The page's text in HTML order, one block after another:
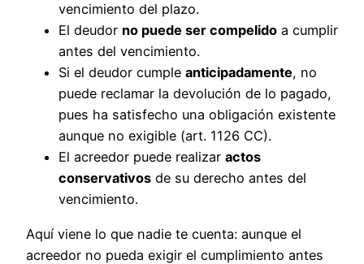
vencimiento del plazo.
El deudor no puede ser compelido a cumplir
antes del vencimiento.
Si el deudor cumple anticipadamente, no
puede reclamar la devolución de lo pagado,
pues ha satisfecho una obligación existente
aunque no exigible (art. 1126 CC).
El acreedor puede realizar actos
conservativos de su derecho antes del
vencimiento.
Aquí viene lo que nadie te cuenta: aunque el
acreedor no pueda exigir el cumplimiento antes